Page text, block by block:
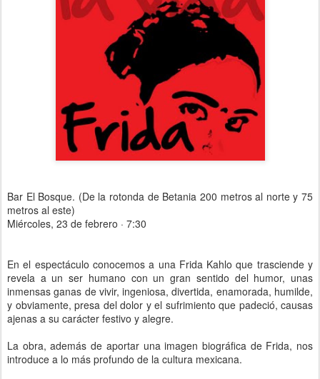
Bar El Bosque. (De la rotonda de Betania 200 metros al norte y 75
metros al este)
Miércoles, 23 de febrero · 7:30
En el espectáculo conocemos a una Frida Kahlo que trasciende y
revela a un ser humano con un gran sentido del humor, unas
inmensas ganas de vivir, ingeniosa, divertida, enamorada, humilde,
y obviamente, presa del dolor y el sufrimiento que padeció, causas
ajenas a su carácter festivo y alegre.
La obra, además de aportar una imagen biográfica de Frida, nos
introduce a lo más profundo de la cultura mexicana.